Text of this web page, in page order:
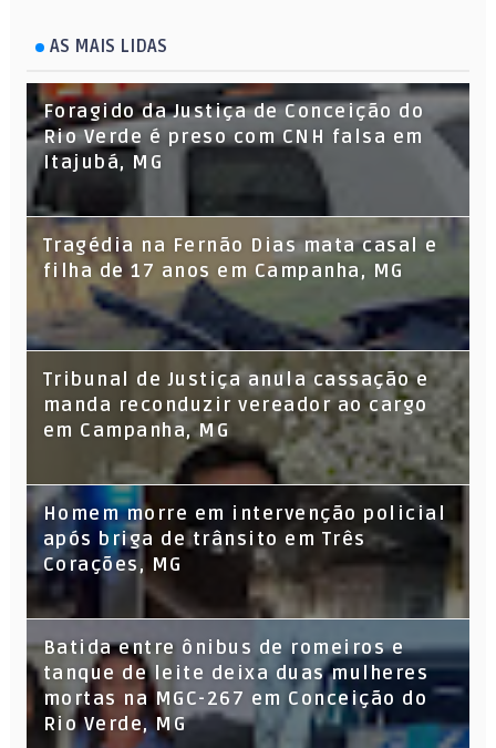
AS MAIS LIDAS
Foragido da Justiça de Conceição do
Rio Verde é preso com CNH falsa em
Itajubá, MG
Tragédia na Fernão Dias mata casal e
filha de 17 anos em Campanha, MG
Tribunal de Justiça anula cassação e
manda reconduzir vereador ao cargo
em Campanha, MG
Homem morre em intervenção policial
após briga de trânsito em Três
Corações, MG
Batida entre ônibus de romeiros e
tanque de leite deixa duas mulheres
mortas na MGC-267 em Conceição do
Rio Verde, MG